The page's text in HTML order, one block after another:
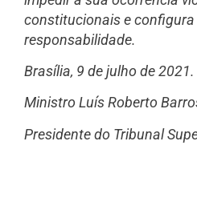
constitucionais e configura
responsabilidade.
Brasília, 9 de julho de 2021.
Ministro Luís Roberto
Presidente do Tribunal